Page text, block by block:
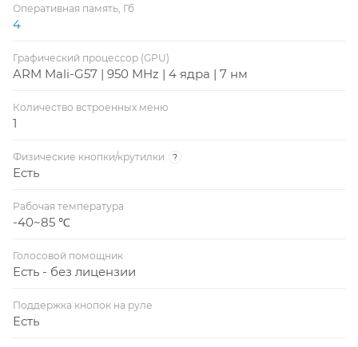
Оперативная память, Гб
4
Графический процессор (GPU)
ARM Mali-G57 | 950 MHz | 4 ядра | 7 нм
Количество встроенных меню
1
Физические кнопки/крутилки ?
Есть
Рабочая температура
-40~85 ℃
Голосовой помощник
Есть - без лицензии
Поддержка кнопок на руле
Есть